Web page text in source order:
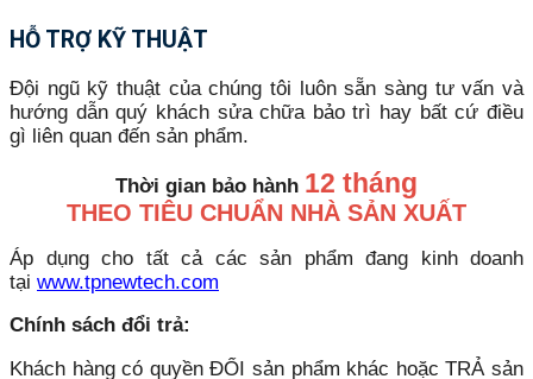
HỖ TRỢ KỸ THUẬT
Đội ngũ kỹ thuật của chúng tôi luôn sẵn sàng tư vấn và
hướng dẫn quý khách sửa chữa bảo trì hay bất cứ điều
gì liên quan đến sản phẩm.
Thời gian bảo hành 12 tháng
THEO TIÊU CHUẨN NHÀ SẢN XUẤT
Áp dụng cho tất cả các sản phẩm đang kinh doanh
tại www.tpnewtech.com
Chính sách đổi trả:
Khách hàng có quyền ĐỔI sản phẩm khác hoặc TRẢ sản